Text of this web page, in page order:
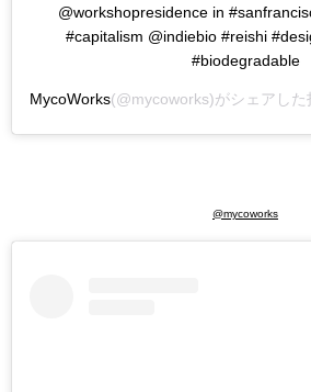
@workshopresidence in
#capitalism @indiebio #reishi
#biodegradable
MycoWorks(@mycoworks)がシェアした
@mycoworks